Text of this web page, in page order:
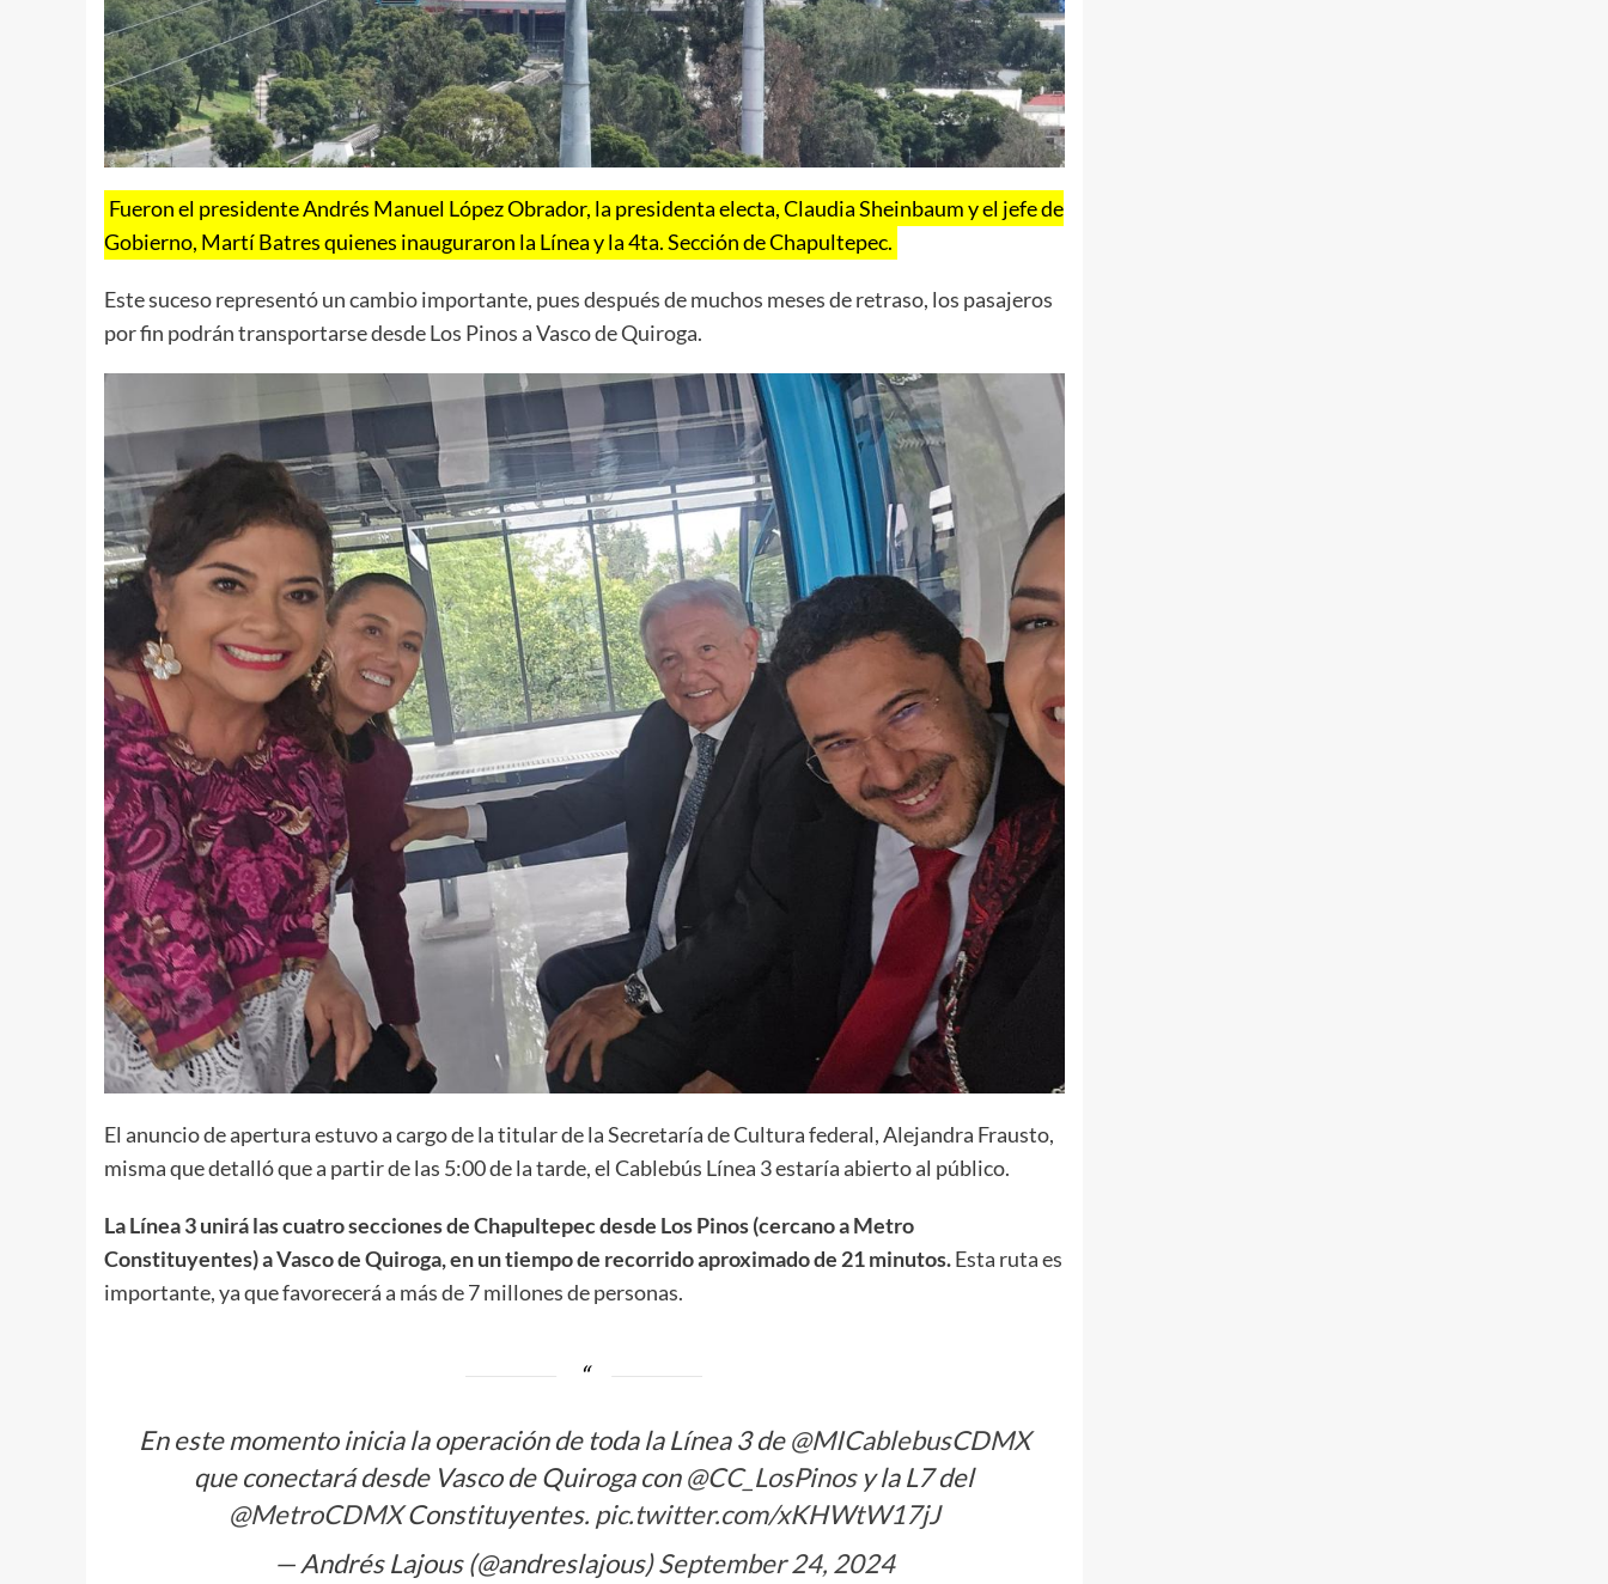
Fueron el presidente Andrés Manuel López Obrador, la presidenta electa, Claudia Sheinbaum y el jefe de
Gobierno, Martí Batres quienes inauguraron la Línea y la 4ta. Sección de Chapultepec.
Este suceso representó un cambio importante, pues después de muchos meses de retraso, los pasajeros
por fin podrán transportarse desde Los Pinos a Vasco de Quiroga.
El anuncio de apertura estuvo a cargo de la titular de la Secretaría de Cultura federal, Alejandra Frausto,
misma que detalló que a partir de las 5:00 de la tarde, el Cablebús Línea 3 estaría abierto al público.
La Línea 3 unirá las cuatro secciones de Chapultepec desde Los Pinos (cercano a Metro
Constituyentes) a Vasco de Quiroga, en un tiempo de recorrido aproximado de 21 minutos.Esta ruta es
importante, ya que favorecerá a más de 7 millones de personas.
En este momento inicia la operación de toda la Línea 3 de@MICablebusCDMX
que conectará desde Vasco de Quiroga con@CC_LosPinosy la L7 del
@MetroCDMXConstituyentes. pic.twitter.com/xKHWtW17jJ
— Andrés Lajous (@andreslajous)September 24, 2024